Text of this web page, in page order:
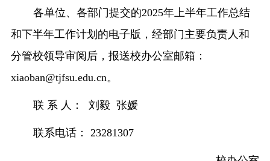
各单位、各部门提交的2025年上半年工作总结
和下半年工作计划的电子版，经部门主要负责人和
分管校领导审阅后，报送校办公室邮箱：
xiaoban@tjfsu.edu.cn。
联 系 人： 刘毅 张媛
联系电话： 23281307